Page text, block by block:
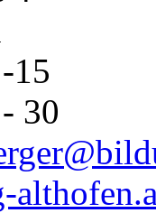
15
30